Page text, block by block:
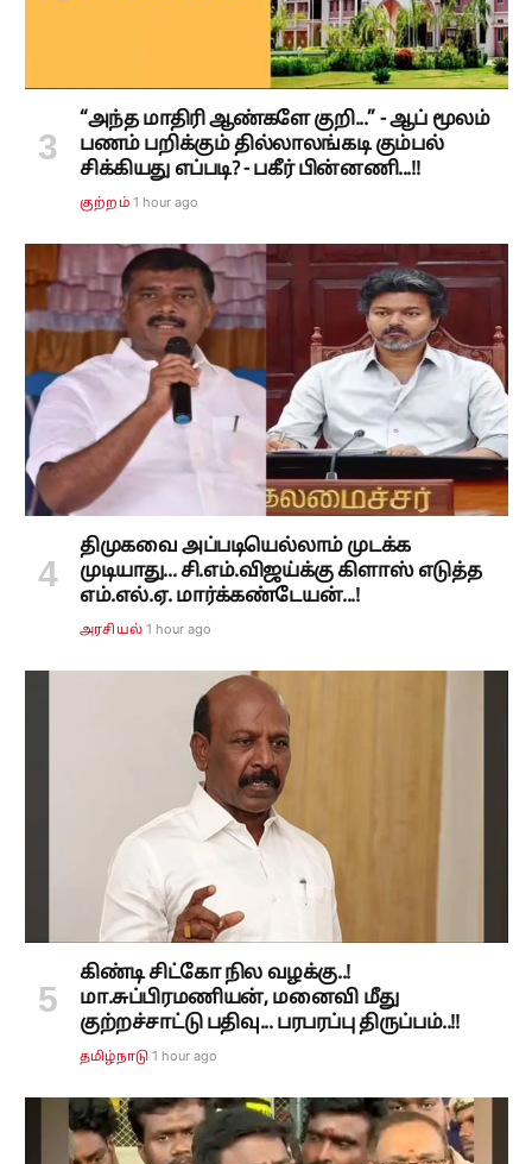
“அந்த மாதிரி ஆண்களே குறி...” - ஆப் மூலம்
பணம் பறிக்கும் தில்லாலங்கடி கும்பல்
சிக்கியது எப்படி? - பகீர் பின்னணி...!!
குற்றம் 1 hour ago
திமுகவை அப்படியெல்லாம் முடக்க
முடியாது... சி.எம்.விஜய்க்கு கிளாஸ் எடுத்த
எம்.எல்.ஏ. மார்க்கண்டேயன்...!
அரசியல் 1 hour ago
கிண்டி சிட்கோ நில வழக்கு..!
மா.சுப்பிரமணியன், மனைவி மீது
குற்றச்சாட்டு பதிவு... பரபரப்பு திருப்பம்..!!
தமிழ்நாடு 1 hour ago